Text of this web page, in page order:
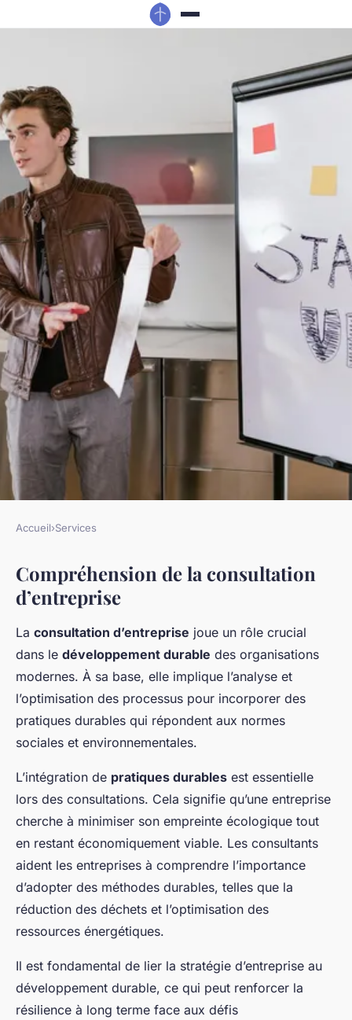
L'impact de la consultation
d'entreprise sur le
développement durable
Emma • 4 novembre 2024 5 min de lecture
Accueil›Services
Compréhension de la consultation
d’entreprise
La consultation d’entreprise joue un rôle crucial
dans le développement durable des organisations
modernes. À sa base, elle implique l’analyse et
l’optimisation des processus pour incorporer des
pratiques durables qui répondent aux normes
sociales et environnementales.
L’intégration de pratiques durables est essentielle
lors des consultations. Cela signifie qu’une entreprise
cherche à minimiser son empreinte écologique tout
en restant économiquement viable. Les consultants
aident les entreprises à comprendre l’importance
d’adopter des méthodes durables, telles que la
réduction des déchets et l’optimisation des
ressources énergétiques.
Il est fondamental de lier la stratégie d’entreprise au
développement durable, ce qui peut renforcer la
résilience à long terme face aux défis